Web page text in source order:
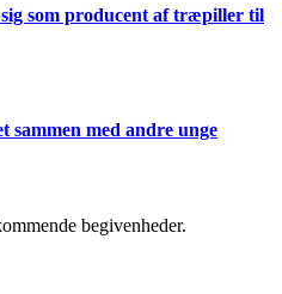
som producent af træpiller til
sammen med andre unge
begivenheder.